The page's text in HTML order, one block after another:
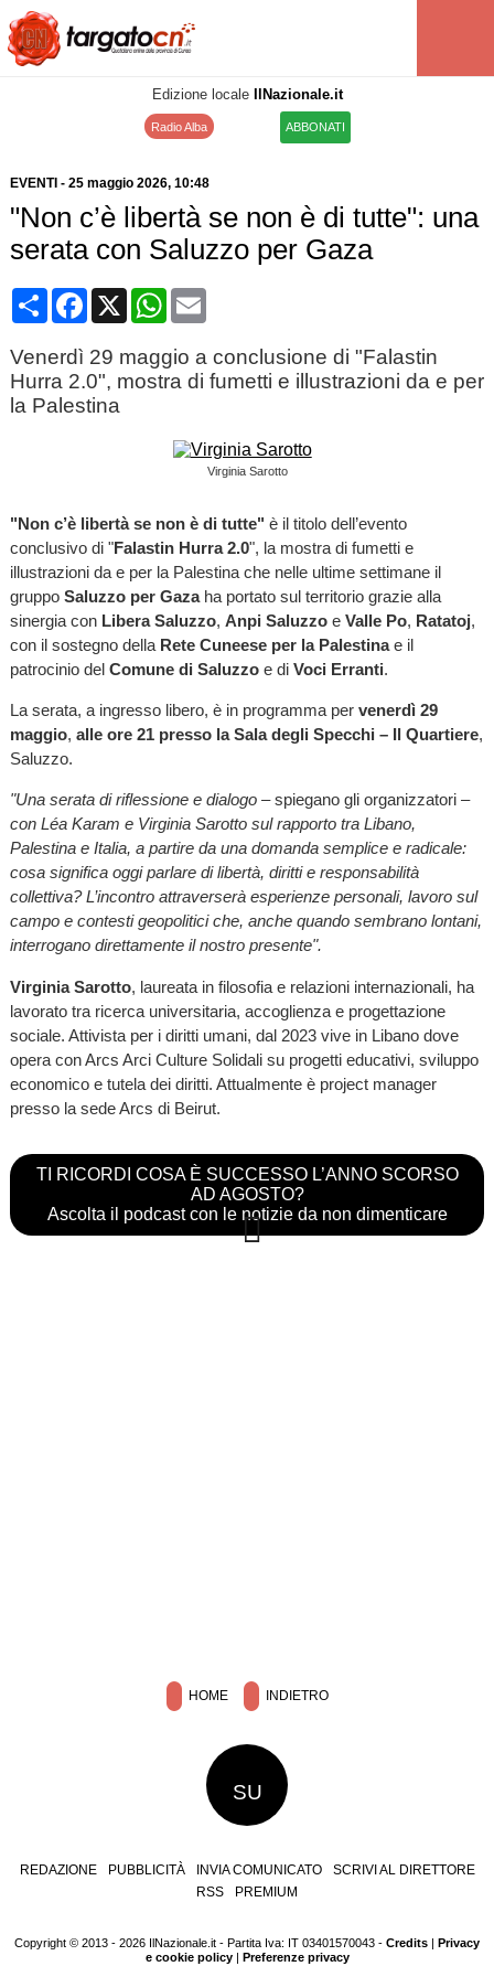
Edizione locale IlNazionale.it
Radio Alba ABBONATI
EVENTI - 25 maggio 2026, 10:48
"Non c’è libertà se non è di tutte": una
serata con Saluzzo per Gaza
CondividiFacebook
X WhatsApp
Email
Venerdì 29 maggio a conclusione di "Falastin
Hurra 2.0", mostra di fumetti e illustrazioni da e per
la Palestina
Virginia Sarotto
"Non c’è libertà se non è di tutte" è il titolo dell’evento
conclusivo di "Falastin Hurra 2.0", la mostra di fumetti e
illustrazioni da e per la Palestina che nelle ultime settimane il
gruppo Saluzzo per Gazaha portato sul territorio grazie alla
sinergia con Libera Saluzzo, Anpi Saluzzoe Valle Po, Ratatoj,
con il sostegno della Rete Cuneese per la Palestinae il
patrocinio del Comune di Saluzzoe di Voci Erranti.
La serata, a ingresso libero, è in programma per venerdì 29
maggio, alle ore 21 presso la Sala degli Specchi – Il Quartiere,
Saluzzo.
"Una serata di riflessione e dialogo –spiegano gli organizzatori–
con Léa Karam e Virginia Sarotto sul rapporto tra Libano,
Palestina e Italia, a partire da una domanda semplice e radicale:
cosa significa oggi parlare di libertà, diritti e responsabilità
collettiva? L’incontro attraverserà esperienze personali, lavoro sul
campo e contesti geopolitici che, anche quando sembrano lontani,
interrogano direttamente il nostro presente".
Virginia Sarotto, laureata in filosofia e relazioni internazionali, ha
lavorato tra ricerca universitaria, accoglienza e progettazione
sociale. Attivista per i diritti umani, dal 2023 vive in Libano dove
opera con Arcs Arci Culture Solidali su progetti educativi, sviluppo
economico e tutela dei diritti. Attualmente è project manager
presso la sede Arcs di Beirut.
TI RICORDI COSA È SUCCESSO L’ANNO SCORSO
AD AGOSTO?
Ascolta il podcast con le notizie da non dimenticare
HOME INDIETRO
SU
REDAZIONE PUBBLICITÀ INVIA COMUNICATO
SCRIVI AL DIRETTORE
RSS
PREMIUM
Copyright © 2013 - 2026 IlNazionale.it - Partita Iva: IT 03401570043 - Credits | Privacy
e cookie policy| Preferenze privacy